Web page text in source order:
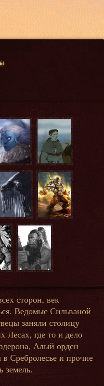
сторон, век
Ведомые Сильваной
заняли столицу
Лесах, где то и дело
Алый орден
Сребролесье и прочие
земель.